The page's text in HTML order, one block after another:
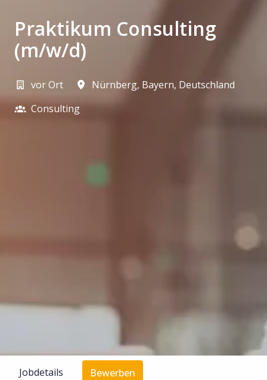
Praktikum Consulting
(m/w/d)
vor Ort Nürnberg, Bayern, Deutschland
Consulting
Jobdetails Bewerben